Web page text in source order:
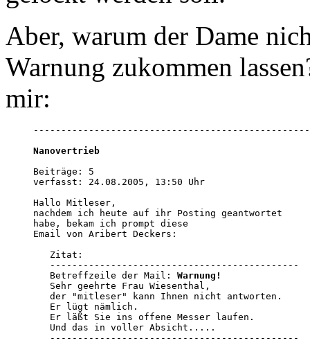
Aber, warum der Dame
Warnung zukommen
mir:
Nanovertrieb
Beiträge: 5
verfasst: 24.08.2005, 13:50 Uhr
Hallo Mitleser,
nachdem ich heute auf ihr Posting geantwortet
habe, bekam ich prompt diese
Email von Aribert Deckers:
   Zitat:
   ---------------------------------------------
   Betreffzeile der Mail:
Warnung!
   Sehr geehrte Frau Wiesenthal,
   der "mitleser" kann Ihnen nicht antworten.
   Er lügt nämlich.
   Er läßt Sie ins offene Messer laufen.
   Und das in voller Absicht.....
   ---------------------------------------------